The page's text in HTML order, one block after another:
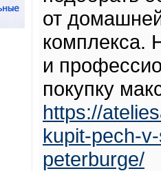
от
комплекса.
и
покупку
https://
kupit-pech-
peterburge/